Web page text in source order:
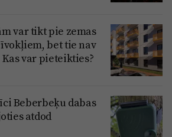
var tikt pie zemas
bet tie nav
var pieteikties?
Beberbeķu dabas
atdod